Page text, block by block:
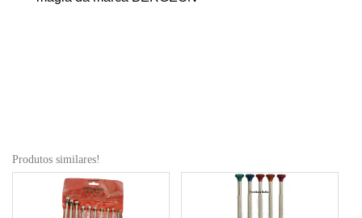
Produtos similares!